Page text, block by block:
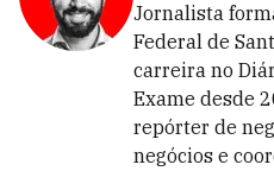
Jornalista
Federal de
carreira no
Exame desde
repórter de
negócios e